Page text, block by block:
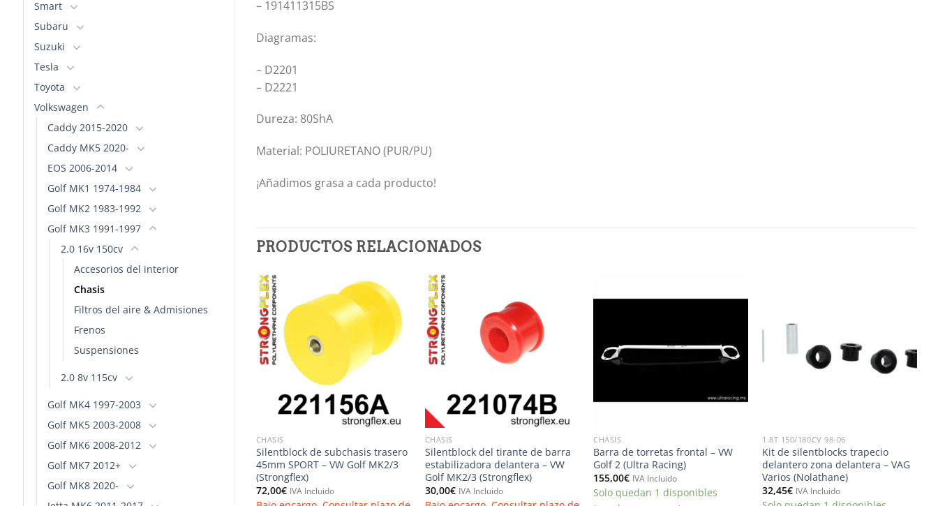
Smart
Subaru
Suzuki
Tesla
Toyota
Volkswagen
Caddy 2015-2020
Caddy MK5 2020-
EOS 2006-2014
Golf MK1 1974-1984
Golf MK2 1983-1992
Golf MK3 1991-1997
2.0 16v 150cv
Accesorios del interior
Chasis
Filtros del aire & Admisiones
Frenos
Suspensiones
2.0 8v 115cv
Golf MK4 1997-2003
Golf MK5 2003-2008
Golf MK6 2008-2012
Golf MK7 2012+
Golf MK8 2020-
– 191411315BS
Diagramas:
– D2201
– D2221
Dureza: 80ShA
Material: POLIURETANO (PUR/PU)
¡Añadimos grasa a cada producto!
PRODUCTOS RELACIONADOS
Añadir
a la
lista de
deseos
CHASIS
Silentblock de subchasis trasero
45mm SPORT – VW Golf MK2/3
(Strongflex)
72,00€ IVA Incluido
lista de
deseos
CHASIS
Silentblock del tirante de barra
estabilizadora delantera – VW
Golf MK2/3 (Strongflex)
30,00€ IVA Incluido
CHASIS
Barra de torretas frontal – VW
Golf 2 (Ultra Racing)
155,00€ IVA Incluido
Solo quedan 1 disponibles
1.8T 150/180CV 98-06
Kit de silentblocks trapecio
delantero zona delantera – VAG
Varios (Nolathane)
32,45€ IVA Incluido
SPORT –
Añadir
CHASIS
Silentblock delantero de
horquilla 30mm – S3 8L/TT 8N
52,00€ IVA Incluido